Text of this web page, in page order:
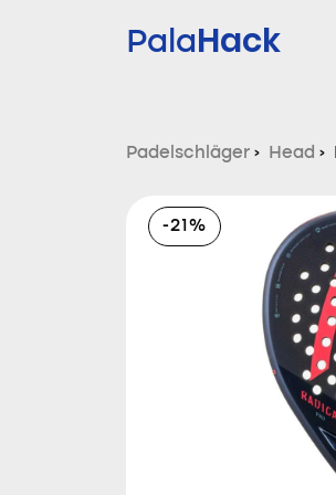
PalaHack
Padelschläger › Head ›
-21%